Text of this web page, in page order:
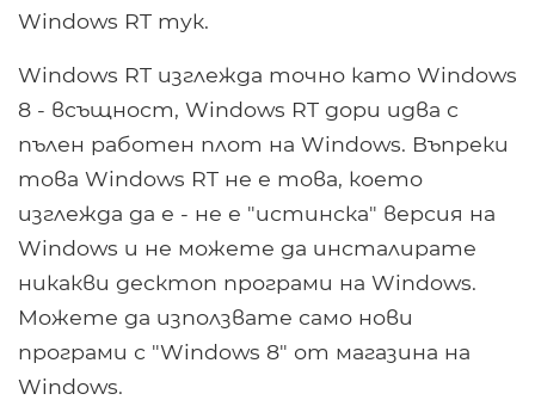
Windows RT тук.
Windows RT изглежда точно като Windows
8 - всъщност, Windows RT дори идва с
пълен работен плот на Windows. Въпреки
това Windows RT не е това, което
изглежда да е - не е "истинска" версия на
Windows и не можете да инсталирате
никакви десктоп програми на Windows.
Можете да използвате само нови
програми с "Windows 8" от магазина на
Windows.